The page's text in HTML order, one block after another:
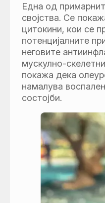
Една од
својства. Се
цитокини, кои се
потенцијалните
неговите
мускулно-
покажа дека
намалува
состојби.